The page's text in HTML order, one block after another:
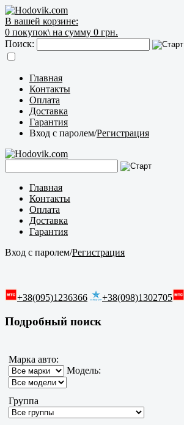
В вашей корзине:
0 покупок\ на сумму 0 грн.
Поиск:
Главная
Контакты
Оплата
Доставка
Гарантия
Вход с паролем/Регистрация
Главная
Контакты
Оплата
Доставка
Гарантия
Вход с паролем/Регистрация
+38(095)1236366 +38(098)1302705
Подробный поиск
Марка авто:
Модель:
Группа